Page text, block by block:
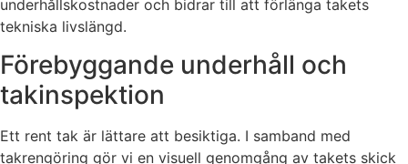
underhållskostnader och bidrar till att förlänga takets
tekniska livslängd.
Förebyggande underhåll och
takinspektion
Ett rent tak är lättare att besiktiga. I samband med
takrengöring gör vi en visuell genomgång av takets skick